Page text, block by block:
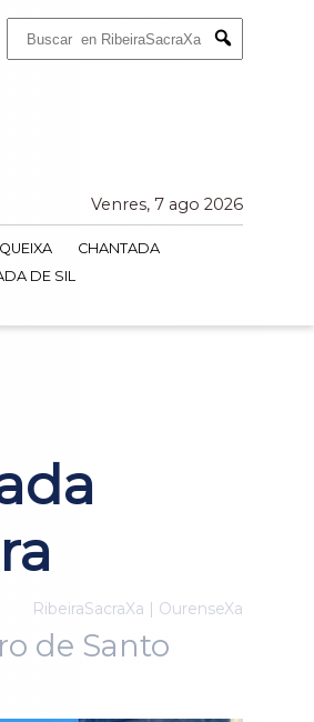
Submit
Venres, 7 ago 2026
CHANTADA
DE SIL
RibeiraSacraXa | OurenseXa
de Santo